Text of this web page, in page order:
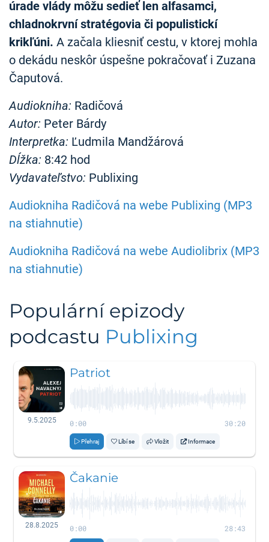
úrade vlády môžu sedieť len alfasamci,
chladnokrvní stratégovia či populistickí
krikľúni. A začala kliesniť cestu, v ktorej mohla
o dekádu neskôr úspešne pokračovať i Zuzana
Čaputová.
Audiokniha: Radičová
Autor: Peter Bárdy
Interpretka: Ľudmila Mandžárová
Dĺžka: 8:42 hod
Vydavateľstvo: Publixing
Audiokniha Radičová na webe Publixing (MP3
na stiahnutie)
Audiokniha Radičová na webe Audiolibrix (MP3
na stiahnutie)
Populární epizody
podcastu Publixing
9.5.2025
Patriot
0:00 30:20
Přehraj Líbí se Vložit Informace
28.8.2025
Čakanie
0:00 28:43